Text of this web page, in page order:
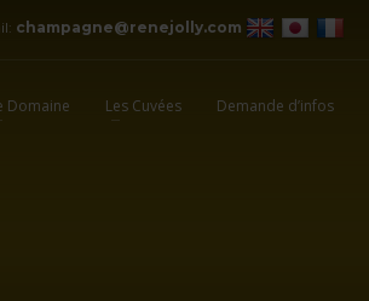
champagne@renejolly.com
Domaine Les Cuvées Demande d’infos